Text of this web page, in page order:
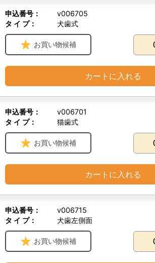
申込番号：
v006705
タ イ プ：
犬歯式
お買い物候補
カートに入れる
申込番号：
v006701
タ イ プ：
猫歯式
お買い物候補
カートに入れる
申込番号：
v006715
タ イ プ：
犬歯左側面
お買い物候補